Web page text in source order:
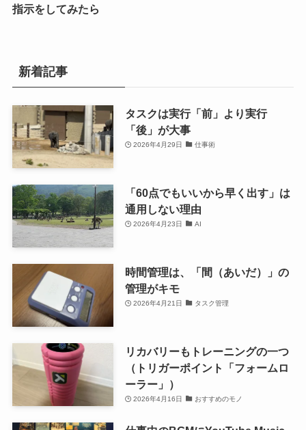
指示をしてみたら
新着記事
タスクは実行「前」より実行
「後」が大事
2026年4月29日 仕事術
「60点でもいいから早く出す」は
通用しない理由
2026年4月23日 AI
時間管理は、「間（あいだ）」の
管理がキモ
2026年4月21日 タスク管理
リカバリーもトレーニングの一つ
（トリガーポイント「フォームロ
ーラー」）
2026年4月16日 おすすめのモノ